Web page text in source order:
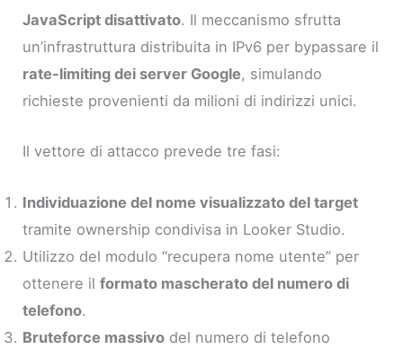
JavaScript disattivato. Il meccanismo sfrutta
un’infrastruttura distribuita in IPv6 per bypassare il
rate-limiting dei server Google, simulando
richieste provenienti da milioni di indirizzi unici.
Il vettore di attacco prevede tre fasi:
Individuazione del nome visualizzato del target
tramite ownership condivisa in Looker Studio.
Utilizzo del modulo “recupera nome utente” per
ottenere ilformato mascherato del numero di
telefono.
Bruteforce massivo del numero di telefono